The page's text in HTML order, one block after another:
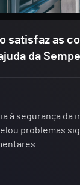
satisfaz as
da
à segurança da
problemas